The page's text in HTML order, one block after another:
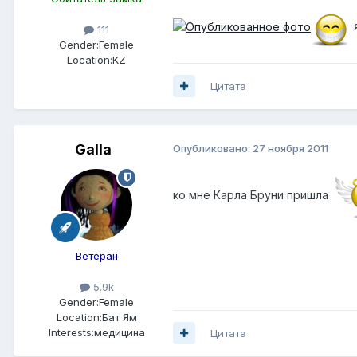
111
Gender:Female
Location:KZ
Цитата
Galla
Ветеран
5.9k
Gender:Female
Location:Бат Ям
Interests:медицина
Опубликовано: 27 ноября 2011
ко мне Карла Бруни пришла
Цитата